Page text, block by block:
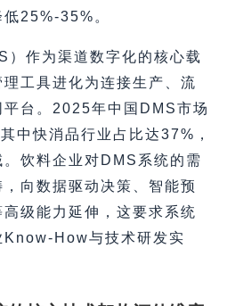
25%-35%。
）作为渠道数字化的核心载
工具进化为连接生产、流
台。2025年中国DMS市场
中快消品行业占比达37%，
饮料企业对DMS系统的需
向数据驱动决策、智能预
级能力延伸，这要求系统
Know-How与技术研发实